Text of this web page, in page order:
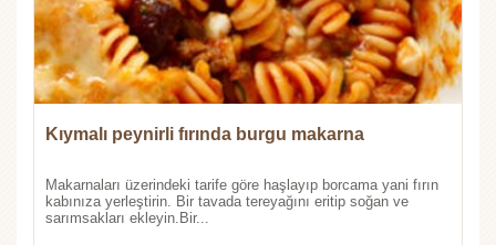
Kıymalı peynirli fırında burgu makarna
Makarnaları üzerindeki tarife göre haşlayıp borcama yani fırın
kabınıza yerleştirin. Bir tavada tereyağını eritip soğan ve
sarımsakları ekleyin.Bir...